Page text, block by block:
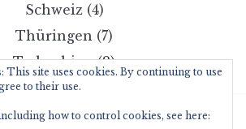
Schweiz(4)
Thüringen (7)
Tschechien(2)
This site uses cookies. By continuing to use
to their use.
how to control cookies, see here: